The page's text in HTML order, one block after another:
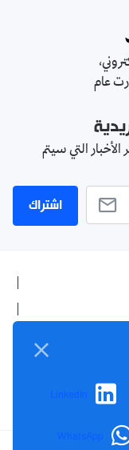
عام
التي سيتم
اشتراك
LinkedIn
WhatsApp